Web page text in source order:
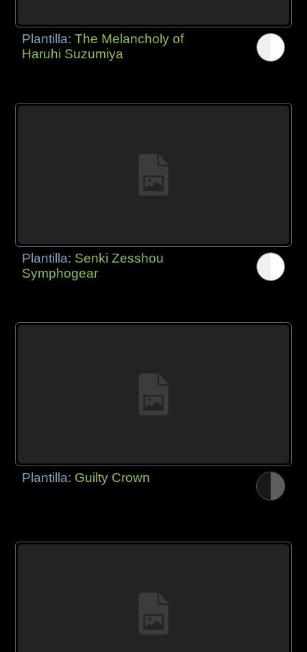
Plantilla:The Melancholy of
Haruhi Suzumiya
Plantilla: Senki Zesshou
Symphogear
Plantilla: Guilty Crown